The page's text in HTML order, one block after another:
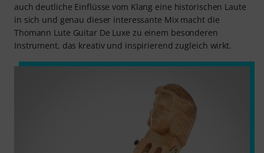
auch deutliche Einflüsse vom Klang eine historischen Laute
in sich und genau dieser interessante Mix macht die
Thomann Lute Guitar De Luxe zu einem besonderen
Instrument, das kreativ und inspirierend zugleich wirkt.